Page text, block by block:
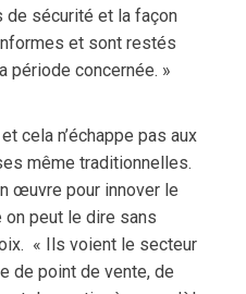
sécurité et la façon
et sont restés
période concernée. »
cela n’échappe pas aux
même traditionnelles.
œuvre pour innover le
peut le dire sans
« Ils voient le secteur
de point de vente, de